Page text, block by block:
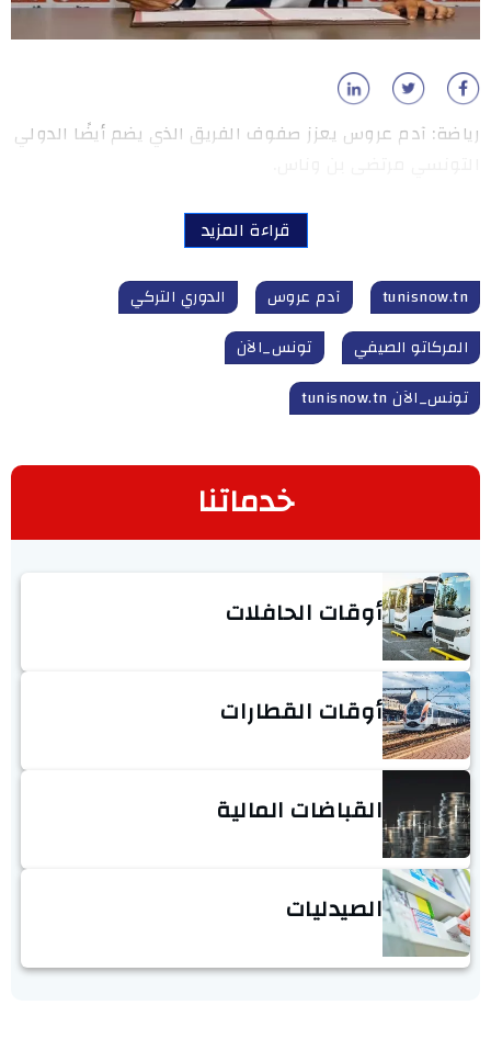
رياضة: آدم عروس يعزز صفوف الفريق الذي يضم أيضًا الدولي
قراءة المزيد
tunisnow.tn آدم عروس
الدوري التركي
المركاتو الصيفي
تونس_الآن
تونس_الآن tunisnow.tn
خدماتنا
أوقات الحافلات
أوقات القطارات
القباضات المالية
الصيدليات